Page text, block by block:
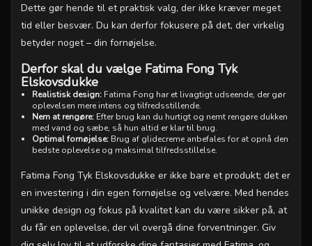
Dette gør hende til et praktisk valg, der ikke kræver meget
tid eller besvær. Du kan derfor fokusere på det, der virkelig
betyder noget – din fornøjelse.
Derfor skal du vælge Fatima Fong Tyk
Elskovsdukke
Realistisk design: Fatima Fong har et livagtigt udseende, der gør
oplevelsen mere intens og tilfredsstillende.
Nem at rengøre: Efter brug kan du hurtigt og nemt rengøre dukken
med vand og sæbe, så hun altid er klar til brug.
Optimal fornøjelse: Brug af glidecreme anbefales for at opnå den
bedste oplevelse og maksimal tilfredsstillelse.
Fatima Fong Tyk Elskovsdukke er ikke bare et produkt; det er
en investering i din egen fornøjelse og velvære. Med hendes
unikke design og fokus på kvalitet kan du være sikker på, at
du får en oplevelse, der vil overgå dine forventninger. Giv